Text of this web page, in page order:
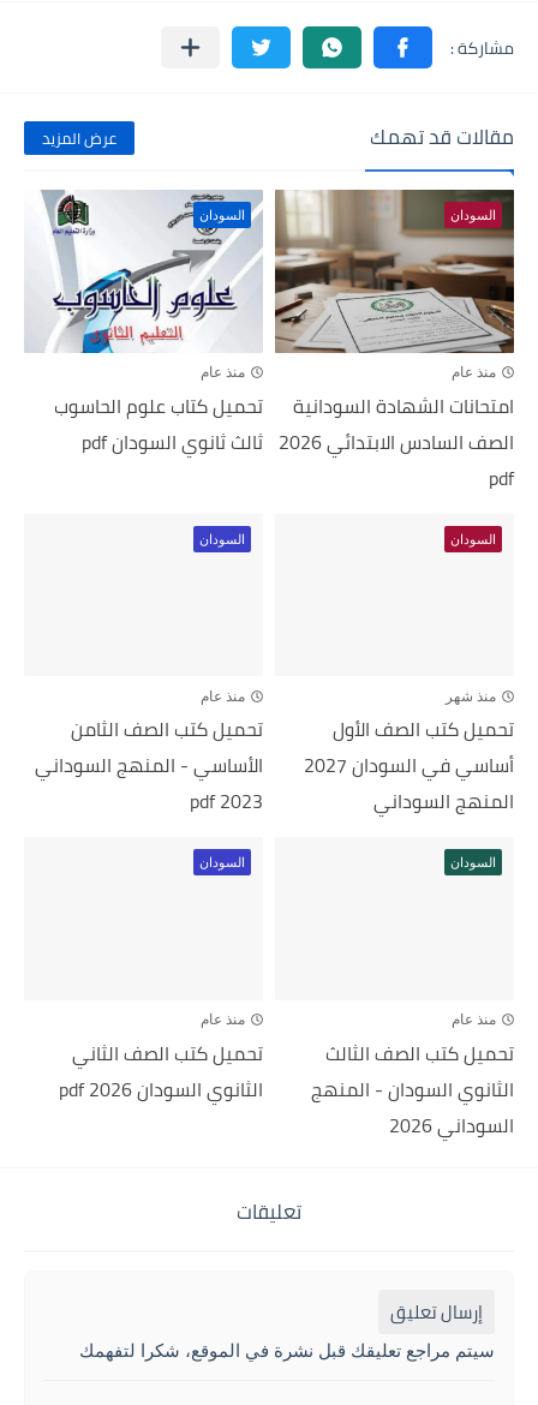
مقالات قد تهمك عرض المزيد
السودان
منذ عام
امتحانات الشهادة السودانية
الصف السادس الابتدائي 2026
pdf
السودان
منذ عام
تحميل كتاب علوم الحاسوب
ثالث ثانوي السودان pdf
السودان
منذ شهر
تحميل كتب الصف الأول
أساسي في السودان 2027
المنهج السوداني
السودان
منذ عام
تحميل كتب الصف الثامن
الأساسي - المنهج السوداني
2023 pdf
السودان
منذ عام
تحميل كتب الصف الثالث
الثانوي السودان - المنهج
السوداني 2026
السودان
منذ عام
تحميل كتب الصف الثاني
الثانوي السودان 2026 pdf
تعليقات
إرسال تعليق
سيتم مراجع تعليقك قبل نشرة في الموقع، شكرا لتفهمك